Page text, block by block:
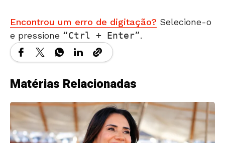
Encontrou um erro de digitação? Selecione-o
e pressione
Ctrl + Enter .
Matérias Relacionadas